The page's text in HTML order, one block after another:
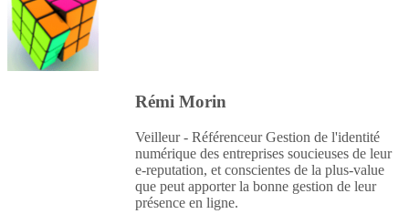
Rémi Morin
Veilleur - Référenceur Gestion de l'identité
numérique des entreprises soucieuses de leur
e-reputation, et conscientes de la plus-value
que peut apporter la bonne gestion de leur
présence en ligne.